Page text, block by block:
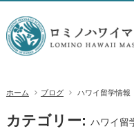
ホーム ブログ ハワイ留学情報
カテゴリー: ハワイ留